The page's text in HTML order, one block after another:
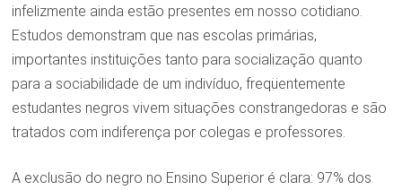
infelizmente ainda estão presentes em nosso cotidiano.
Estudos demonstram que nas escolas primárias,
importantes instituições tanto para socialização quanto
para a sociabilidade de um indivíduo, freqüentemente
estudantes negros vivem situações constrangedoras e são
tratados com indiferença por colegas e professores.
A exclusão do negro no Ensino Superior é clara: 97% dos